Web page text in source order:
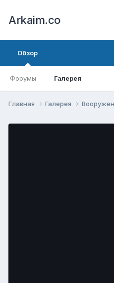
Arkaim.co
Обзор
Форумы Галерея
Главная Галерея